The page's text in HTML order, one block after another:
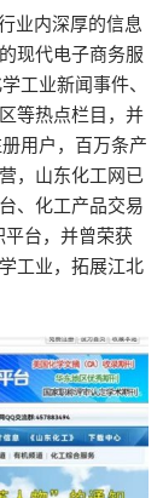
业内深厚的信息
现代电子商务服
工业新闻事件、
等热点栏目，并
用户，百万条产
，山东化工网已
、化工产品交易
台，并曾荣获
工业，拓展江北